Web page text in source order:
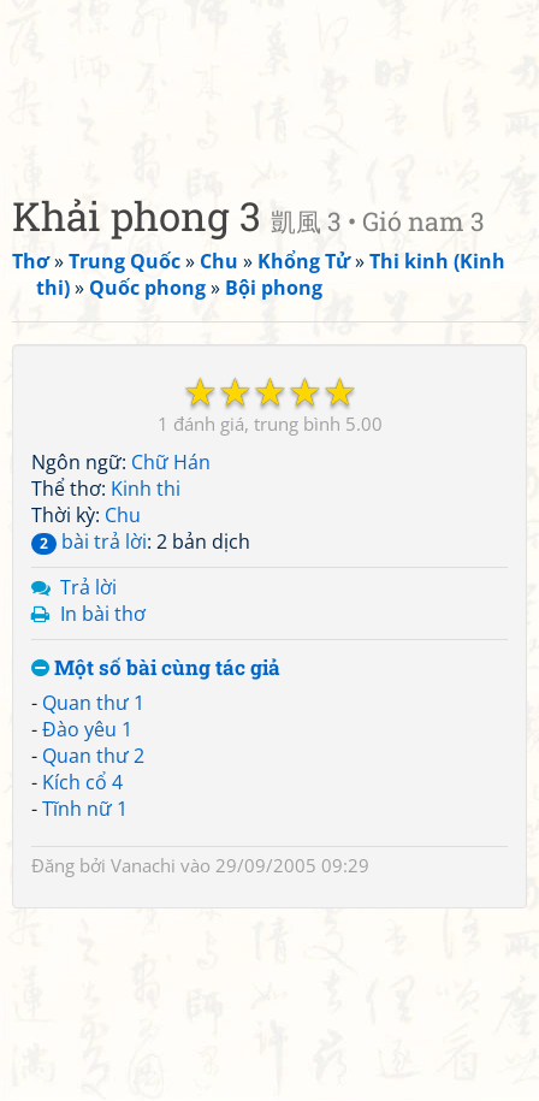
Khải phong 3 凱風 3 • Gió nam 3
Thơ»Trung Quốc» Chu » Khổng Tử»Thi kinh (Kinh
thi)» Quốc phong» Bội phong
☆
☆
☆
☆
☆
1 5.00
Ngôn ngữ: Chữ Hán
Thể thơ: Kinh thi
Thời kỳ: Chu
2 bài trả lời: 2 bản dịch
Trả lời
In bài thơ
Một số bài cùng tác giả
- Quan thư 1
-Đào yêu 1
- Quan thư 2
- Kích cổ 4
-Tĩnh nữ 1
Đăng bởi Vanachi vào 29/09/2005 09:29